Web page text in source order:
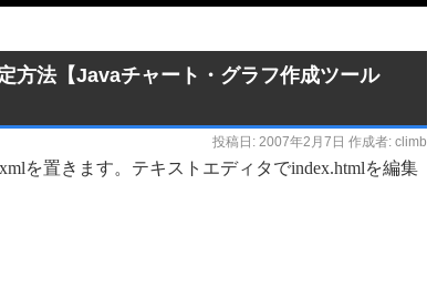
方法【Javaチャート・グラフ作成ツール
投稿日: 2007年2月7日 作成者: climb
を置きます。テキストエディタでindex.htmlを編集